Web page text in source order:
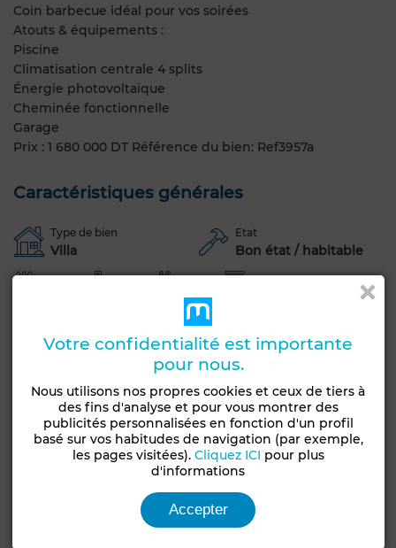
Coin barbecue idéal pour vos soirées
Atouts & équipements :
Piscine
Climatisation centrale 4 splits
Énergie photovoltaïque
Cheminée fonctionnelle
Garage
Prix : 1 680 000 DT Référence du bien: Ref3957a
Caractéristiques générales
Type de bien
Villa
Etat
Bon état / habitable
Voir plus de photos
Votre confidentialité est importante
pour nous.
Nous utilisons nos propres cookies et ceux de tiers à
des fins d'analyse et pour vous montrer des
publicités personnalisées en fonction d'un profil
basé sur vos habitudes de navigation (par exemple,
les pages visitées). Cliquez ICI pour plus
d'informations
Accepter